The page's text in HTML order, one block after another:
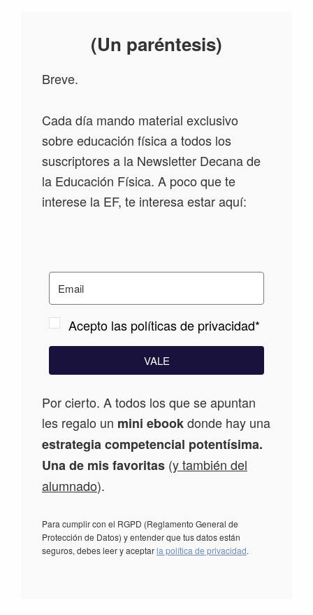
(Un paréntesis)
Breve.
Cada día mando material exclusivo
sobre educación física a todos los
suscriptores a la Newsletter Decana de
la Educación Física. A poco que te
interese la EF, te interesa estar aquí:
Acepto las políticas de privacidad*
VALE
Por cierto. A todos los que se apuntan
les regalo un mini ebookdonde hay una
estrategia competencial potentísima.
Una de mis favoritas (y también del
alumnado).
Para cumplir con el RGPD (Reglamento General de
Protección de Datos) y entender que tus datos están
seguros, debes leer y aceptarla política de privacidad.